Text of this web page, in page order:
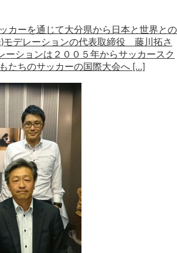
カーを通じて大分県から日本と世界との
モデレーションの代表取締役 藤川拓さ
ーションは２００５年からサッカースク
たちのサッカーの国際大会へ […]